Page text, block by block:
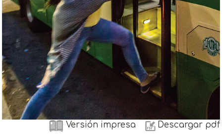
Versión impresa Descargar pdf